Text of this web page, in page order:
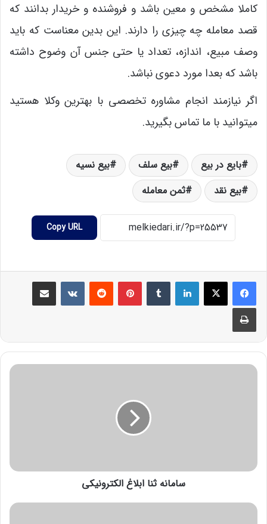
کاملا مشخص و معین باشد و فروشنده و خریدار بدانند که
قصد معامله چه چیزی را دارند. این بدین معناست که باید
وصف مبیع، اندازه، تعداد یا حتی جنس آن وضوح داشته
باشد که بعدا مورد دعوی نباشد.
اگر نیازمند انجام مشاوره تخصصی با بهترین وکلا هستید
میتوانید با ما تماس بگیرید.
بایع در بیع بیع سلف
بیع نسیه
بیع نقد
ثمن معامله
Copy URL
سامانه ثنا ابلاغ الکترونیکی